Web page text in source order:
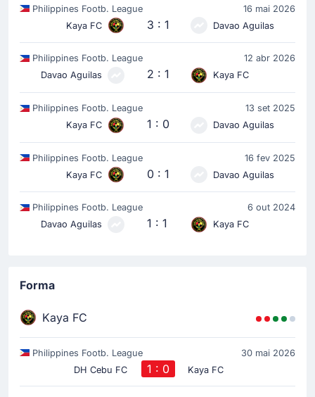
Philippines Footb. League
16 mai 2026
Kaya FC
3 : 1 Davao Aguilas
Philippines Footb. League
12 abr 2026
Davao Aguilas
2 : 1 Kaya FC
Philippines Footb. League
13 set 2025
Kaya FC
1 : 0 Davao Aguilas
Philippines Footb. League
16 fev 2025
Kaya FC
0 : 1 Davao Aguilas
Philippines Footb. League
6 out 2024
Davao Aguilas
1 : 1 Kaya FC
Forma
Kaya FC
Philippines Footb. League
30 mai 2026
DH Cebu FC
1 : 0 Kaya FC